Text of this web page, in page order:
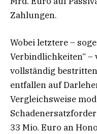
Zahlungen.
Wobei letztere –
Verbindlichkeiten“
vollständig
entfallen auf
Vergleichsweise
33 Mio. Euro an